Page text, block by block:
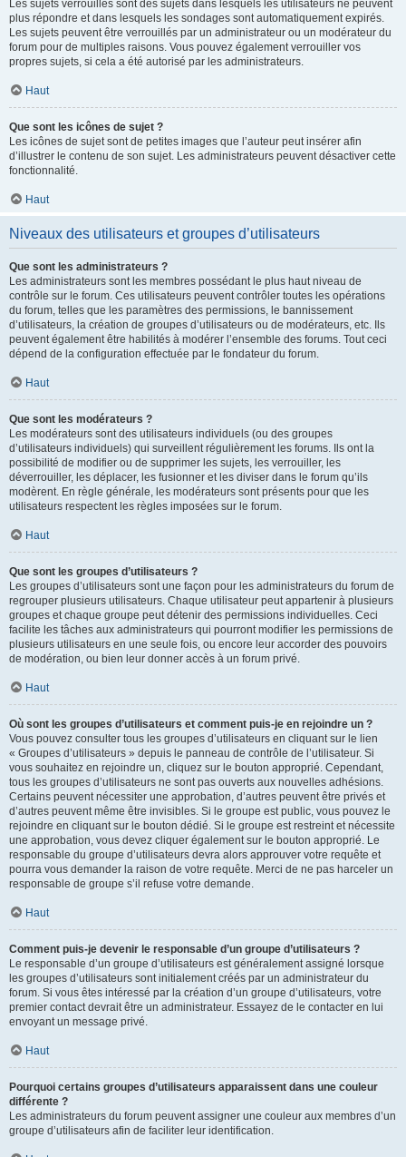
Les sujets verrouillés sont des sujets dans lesquels les utilisateurs ne peuvent
plus répondre et dans lesquels les sondages sont automatiquement expirés.
Les sujets peuvent être verrouillés par un administrateur ou un modérateur du
forum pour de multiples raisons. Vous pouvez également verrouiller vos
propres sujets, si cela a été autorisé par les administrateurs.
Haut
Que sont les icônes de sujet ?
Les icônes de sujet sont de petites images que l’auteur peut insérer afin
d’illustrer le contenu de son sujet. Les administrateurs peuvent désactiver cette
fonctionnalité.
Haut
Niveaux des utilisateurs et groupes d’utilisateurs
Que sont les administrateurs ?
Les administrateurs sont les membres possédant le plus haut niveau de
contrôle sur le forum. Ces utilisateurs peuvent contrôler toutes les opérations
du forum, telles que les paramètres des permissions, le bannissement
d’utilisateurs, la création de groupes d’utilisateurs ou de modérateurs, etc. Ils
peuvent également être habilités à modérer l’ensemble des forums. Tout ceci
dépend de la configuration effectuée par le fondateur du forum.
Haut
Que sont les modérateurs ?
Les modérateurs sont des utilisateurs individuels (ou des groupes
d’utilisateurs individuels) qui surveillent régulièrement les forums. Ils ont la
possibilité de modifier ou de supprimer les sujets, les verrouiller, les
déverrouiller, les déplacer, les fusionner et les diviser dans le forum qu’ils
modèrent. En règle générale, les modérateurs sont présents pour que les
utilisateurs respectent les règles imposées sur le forum.
Haut
Que sont les groupes d’utilisateurs ?
Les groupes d’utilisateurs sont une façon pour les administrateurs du forum de
regrouper plusieurs utilisateurs. Chaque utilisateur peut appartenir à plusieurs
groupes et chaque groupe peut détenir des permissions individuelles. Ceci
facilite les tâches aux administrateurs qui pourront modifier les permissions de
plusieurs utilisateurs en une seule fois, ou encore leur accorder des pouvoirs
de modération, ou bien leur donner accès à un forum privé.
Haut
Où sont les groupes d’utilisateurs et comment puis-je en rejoindre un ?
Vous pouvez consulter tous les groupes d’utilisateurs en cliquant sur le lien
« Groupes d’utilisateurs » depuis le panneau de contrôle de l’utilisateur. Si
vous souhaitez en rejoindre un, cliquez sur le bouton approprié. Cependant,
tous les groupes d’utilisateurs ne sont pas ouverts aux nouvelles adhésions.
Certains peuvent nécessiter une approbation, d’autres peuvent être privés et
d’autres peuvent même être invisibles. Si le groupe est public, vous pouvez le
rejoindre en cliquant sur le bouton dédié. Si le groupe est restreint et nécessite
une approbation, vous devez cliquer également sur le bouton approprié. Le
responsable du groupe d’utilisateurs devra alors approuver votre requête et
pourra vous demander la raison de votre requête. Merci de ne pas harceler un
responsable de groupe s’il refuse votre demande.
Haut
Comment puis-je devenir le responsable d’un groupe d’utilisateurs ?
Le responsable d’un groupe d’utilisateurs est généralement assigné lorsque
les groupes d’utilisateurs sont initialement créés par un administrateur du
forum. Si vous êtes intéressé par la création d’un groupe d’utilisateurs, votre
premier contact devrait être un administrateur. Essayez de le contacter en lui
envoyant un message privé.
Haut
Pourquoi certains groupes d’utilisateurs apparaissent dans une couleur
différente ?
Les administrateurs du forum peuvent assigner une couleur aux membres d’un
groupe d’utilisateurs afin de faciliter leur identification.